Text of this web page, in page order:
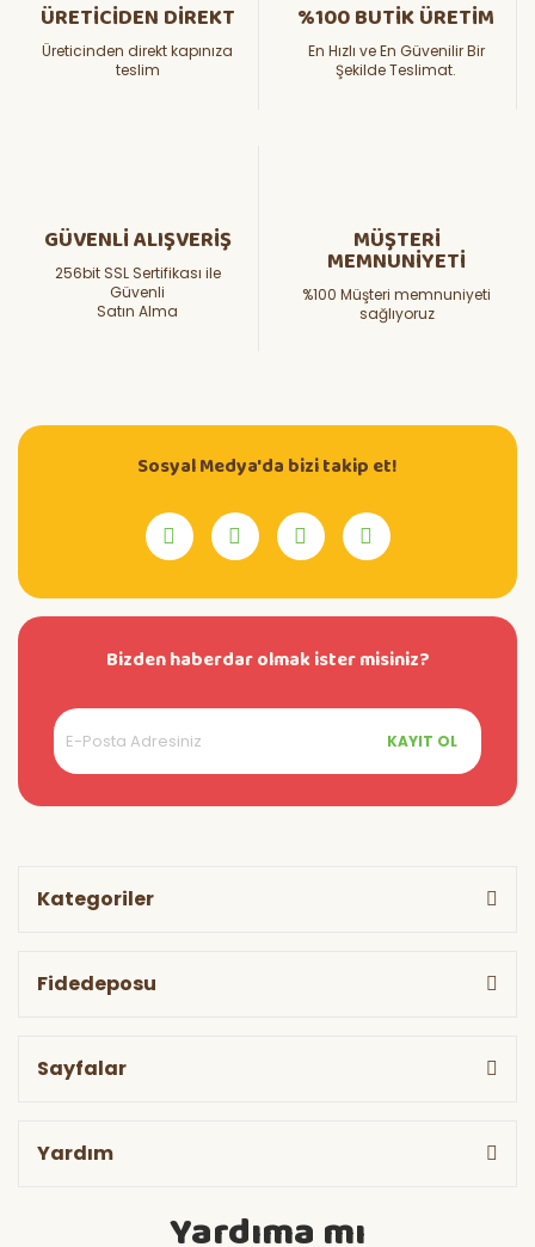
ÜRETİCİDEN DİREKT
Üreticinden direkt kapınıza
teslim
%100 BUTİK ÜRETİM
En Hızlı ve En Güvenilir Bir
Şekilde Teslimat.
GÜVENLİ ALIŞVERİŞ
256bit SSL Sertifikası ile
Güvenli
Satın Alma
MÜŞTERİ
MEMNUNİYETİ
%100 Müşteri memnuniyeti
sağlıyoruz
Sosyal Medya'da bizi takip et!
Bizden haberdar olmak ister misiniz?
KAYIT OL
Kategoriler
Fidedeposu
Sayfalar
Yardım
Yardıma mı